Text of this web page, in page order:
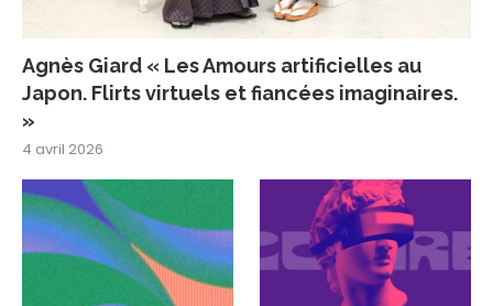
Agnès Giard « Les Amours artificielles au
Japon. Flirts virtuels et fiancées imaginaires.
»
4 avril 2026